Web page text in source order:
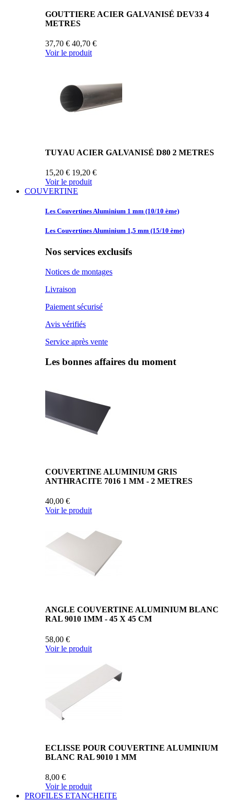
GOUTTIERE ACIER GALVANISÉ DEV33 4
METRES
37,70 € 40,70 €
Voir le produit
TUYAU ACIER GALVANISÉ D80 2 METRES
15,20 € 19,20 €
Voir le produit
COUVERTINE
Les CouvertinesAluminium 1 mm (10/10 ème)
Les CouvertinesAluminium 1,5 mm (15/10 ème)
Nos services exclusifs
Notices de montages
Livraison
Paiement sécurisé
Avis vérifiés
Service après vente
Les bonnes affaires du moment
COUVERTINE ALUMINIUM GRIS
ANTHRACITE 7016 1 MM - 2 METRES
40,00 €
Voir le produit
ANGLE COUVERTINE ALUMINIUM BLANC
RAL 9010 1MM - 45 X 45 CM
58,00 €
Voir le produit
ECLISSE POUR COUVERTINE ALUMINIUM
BLANC RAL 9010 1 MM
8,00 €
Voir le produit
PROFILES ETANCHEITE